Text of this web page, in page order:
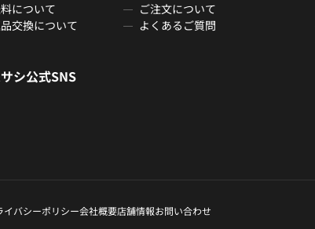
について
ご注文について
交換について よくあるご質問
シ公式SNS
イバシーポリシー会社概要店舗情報お問い合わせ